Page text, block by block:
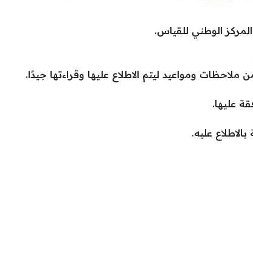
الوطني للقياس.
ومواعيد ليتم الاطلاع عليها وقراءتها جيدًا.
عليها.
عليه.